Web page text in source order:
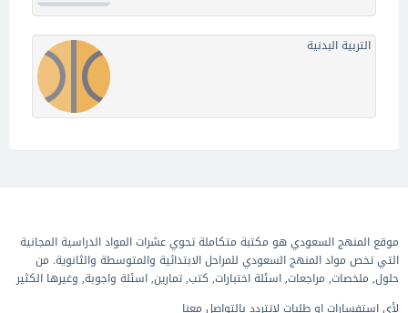
التربية البدنية
موقع المنهج السعودي هو مكتبة متكاملة تحوي عشرات المواد الدراسية المجانية
التي تخص مواد المنهج السعودي للمراحل الابتدائية والمتوسطة والثانوية. من
حلول, ملخصات, مراجعات, اسئلة اختبارات, كتب, تمارين, اسئلة واجوبة, وغيرها الكثير
لأي استفسارات او طلبات لاتتردد بالتواصل معنا